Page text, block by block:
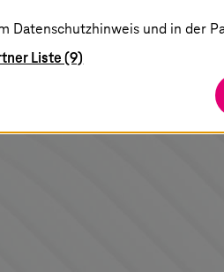
Einstellungen
Datenschutzhinweis und in der
Liste (9)